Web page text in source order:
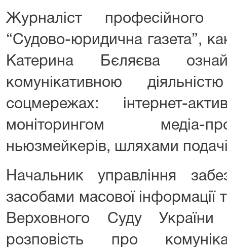
Журналіст професійного
“Судово-юридична газета”,
Катерина Бєляєва
комунікативною
соцмережах: інтернет-
моніторингом медіа-
ньюзмейкерів, шляхами
Начальник управління
засобами масової інформації
Верховного Суду
розповість про